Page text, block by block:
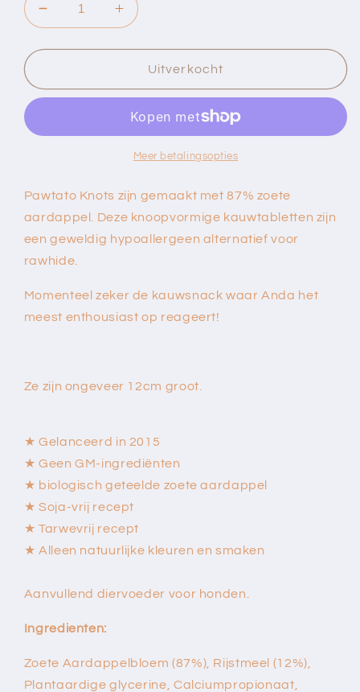
Aantal
verlagen
voor
Large
stuks)
Aantal
verhogen
voor
Pawtato&#39;s
Large
(3
stuks)
Uitverkocht
Meer betalingsopties
Pawtato Knots zijn gemaakt met 87% zoete
aardappel. Deze knoopvormige kauwtabletten zijn
een geweldig hypoallergeen alternatief voor
rawhide.
Momenteel zeker de kauwsnack waar Anda het
meest enthousiast op reageert!
Ze zijn ongeveer 12cm groot.
★ Gelanceerd in 2015
★ Geen GM-ingrediënten
★ biologisch geteelde zoete aardappel
★ Soja-vrij recept
★ Tarwevrij recept
★ Alleen natuurlijke kleuren en smaken
Aanvullend diervoeder voor honden.
Ingredienten:
Zoete Aardappelbloem (87%), Rijstmeel (12%),
Plantaardige glycerine, Calciumpropionaat,